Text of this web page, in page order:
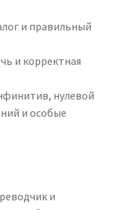
и правильный
и корректная
нулевой
и особые
и